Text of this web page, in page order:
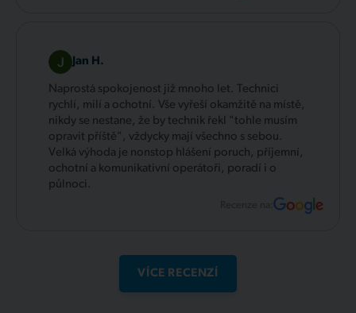
Jan H.
Naprostá spokojenost již mnoho let. Technici
rychlí, milí a ochotní. Vše vyřeší okamžitě na místě,
nikdy se nestane, že by technik řekl "tohle musím
opravit příště", vždycky mají všechno s sebou.
Velká výhoda je nonstop hlášení poruch, příjemní,
ochotní a komunikativní operátoři, poradí i o
půlnoci.
Recenze na:
VÍCE RECENZÍ